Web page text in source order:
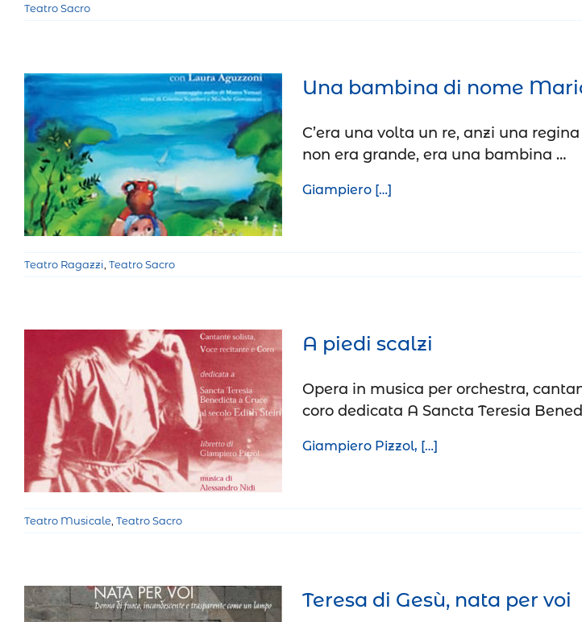
Teatro Sacro
Una bambina di nome Maria
Teatro Ragazzi Teatro Sacro
Una bambina di nome
C’era una volta un re, anzi una
non era grande, era una bambina …
Giampiero […]
Teatro Ragazzi Teatro Sacro
A piedi scalzi
Teatro Musicale Teatro Sacro
A piedi scalzi
Opera in musica per orchestra,
coro dedicata A Sancta Teresia
Giampiero Pizzol, […]
Teatro Musicale Teatro Sacro
Teresa di Gesù, nata per voi